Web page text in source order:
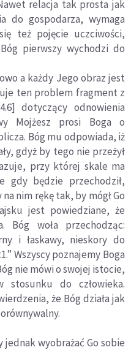
relacja tak prosta jak
do gospodarza, wymaga
też pojęcie uczciwości,
pierwszy wychodzi do
a każdy Jego obraz jest
ten problem fragment z
dotyczący odnowienia
Mojżesz prosi Boga o
Bóg mu odpowiada, iż
gdyż by tego nie przeżył
przy której skale ma
gdy będzie przechodził,
nim rękę tak, by mógł Go
jest powiedziane, że
Bóg woła przechodząc:
i łaskawy, nieskory do
Wszyscy poznajemy Boga
nie mówi o swojej istocie,
stosunku do człowieka.
że Bóg działa jak
jednak wyobrażać Go sobie